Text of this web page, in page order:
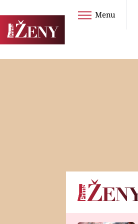
Menu
Horoskopy